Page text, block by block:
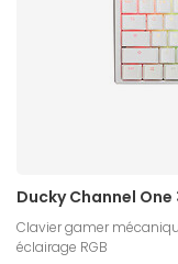
Ducky Channel
Clavier gamer
éclairage RGB